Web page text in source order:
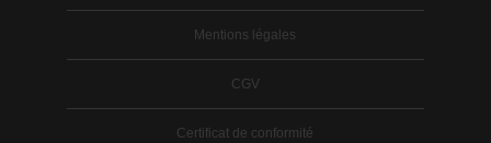
Mentions légales
CGV
Certificat de conformité